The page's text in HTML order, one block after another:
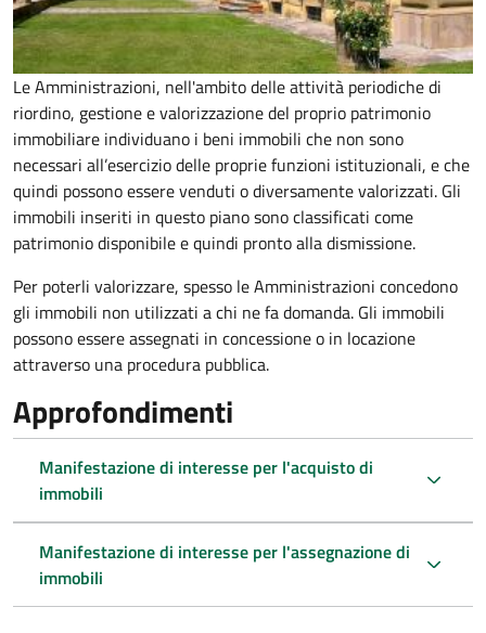
Le Amministrazioni, nell'ambito delle attività periodiche di
riordino, gestione e valorizzazione del proprio patrimonio
immobiliare individuano i beni immobili che non sono
necessari all’esercizio delle proprie funzioni istituzionali, e che
quindi possono essere venduti o diversamente valorizzati. Gli
immobili inseriti in questo piano sono classificati come
patrimonio disponibile e quindi pronto alla dismissione.
Per poterli valorizzare, spesso le Amministrazioni concedono
gli immobili non utilizzati a chi ne fa domanda. Gli immobili
possono essere assegnati in concessione o in locazione
attraverso una procedura pubblica.
Approfondimenti
Manifestazione di interesse per l'acquisto di
immobili
Manifestazione di interesse per l'assegnazione di
immobili